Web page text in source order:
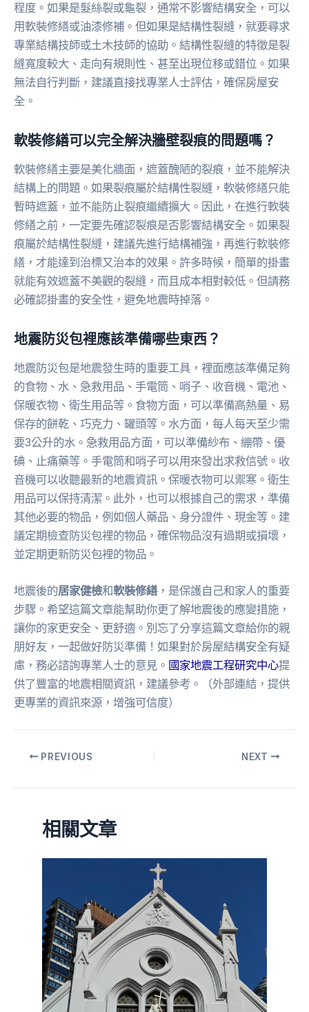
程度。如果是髮絲裂或龜裂，通常不影響結構安全，可以
用軟裝修繕或油漆修補。但如果是結構性裂縫，就要尋求
專業結構技師或土木技師的協助。結構性裂縫的特徵是裂
縫寬度較大、走向有規則性、甚至出現位移或錯位。如果
無法自行判斷，建議直接找專業人士評估，確保房屋安
全。
軟裝修繕可以完全解決牆壁裂痕的問題嗎？
軟裝修繕主要是美化牆面，遮蓋醜陋的裂痕，並不能解決
結構上的問題。如果裂痕屬於結構性裂縫，軟裝修繕只能
暫時遮蓋，並不能防止裂痕繼續擴大。因此，在進行軟裝
修繕之前，一定要先確認裂痕是否影響結構安全。如果裂
痕屬於結構性裂縫，建議先進行結構補強，再進行軟裝修
繕，才能達到治標又治本的效果。許多時候，簡單的掛畫
就能有效遮蓋不美觀的裂縫，而且成本相對較低。但請務
必確認掛畫的安全性，避免地震時掉落。
地震防災包裡應該準備哪些東西？
地震防災包是地震發生時的重要工具，裡面應該準備足夠
的食物、水、急救用品、手電筒、哨子、收音機、電池、
保暖衣物、衛生用品等。食物方面，可以準備高熱量、易
保存的餅乾、巧克力、罐頭等。水方面，每人每天至少需
要3公升的水。急救用品方面，可以準備紗布、繃帶、優
碘、止痛藥等。手電筒和哨子可以用來發出求救信號。收
音機可以收聽最新的地震資訊。保暖衣物可以禦寒。衛生
用品可以保持清潔。此外，也可以根據自己的需求，準備
其他必要的物品，例如個人藥品、身分證件、現金等。建
議定期檢查防災包裡的物品，確保物品沒有過期或損壞，
並定期更新防災包裡的物品。
地震後的居家健檢和軟裝修繕，是保護自己和家人的重要
步驟。希望這篇文章能幫助你更了解地震後的應變措施，
讓你的家更安全、更舒適。別忘了分享這篇文章給你的親
朋好友，一起做好防災準備！如果對於房屋結構安全有疑
慮，務必諮詢專業人士的意見。 國家地震工程研究中心提
供了豐富的地震相關資訊，建議參考。（外部連結，提供
更專業的資訊來源，增強可信度）
PREVIOUS NEXT
相關文章